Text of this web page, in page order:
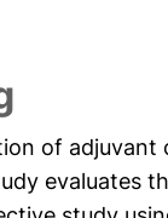
of
evaluates